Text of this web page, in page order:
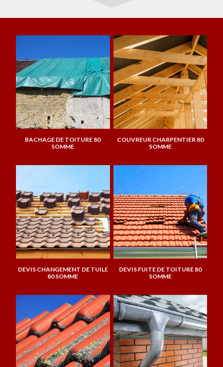
BACHAGE DE TOITURE 80
SOMME
COUVREUR CHARPENTIER 80
SOMME
DEVIS CHANGEMENT DE TUILE
80 SOMME
DEVIS FUITE DE TOITURE 80
SOMME